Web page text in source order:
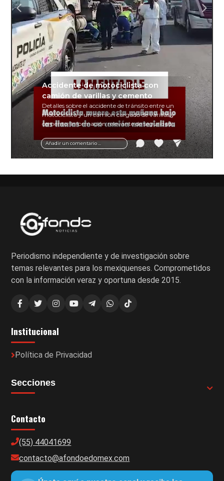
Añadir un comentario ...
Accidente de motociclista con
camión de varillas y cemento
Detalles sobre el accidente de tránsito entre un
motociclista y un camión cargado de varillas y
cemento. Información relevante de seguridad
vial y recomendaciones para motociclistas.
Periodismo independiente y de investigación sobre
temas relevantes para los mexiquenses. Comprometidos
con la información veraz y oportuna desde 2015.
Institucional
Política de Privacidad
Secciones
Contacto
(55) 44041699
contacto@afondoedomex.com